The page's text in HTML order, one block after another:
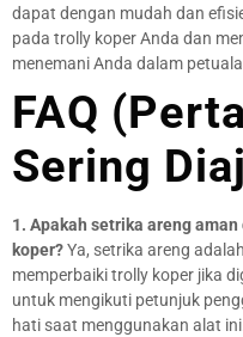
dapat dengan mudah dan
pada trolly koper Anda dan
menemani Anda dalam
FAQ
Sering
1. Apakah setrika areng
koper?Ya, setrika areng
memperbaiki trolly koper jika
untuk mengikuti petunjuk
hati saat menggunakan alat